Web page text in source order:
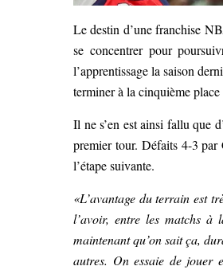
Le destin d’une franchise
se concentrer pour
l’apprentissage la saison
terminer à la cinquième
Il ne s’en est ainsi fallu que
premier tour. Défaits 4-3 par
l’étape suivante.
«L’avantage du terrain est
l’avoir, entre les matchs à
maintenant qu’on sait ça,
autres. On essaie de jouer